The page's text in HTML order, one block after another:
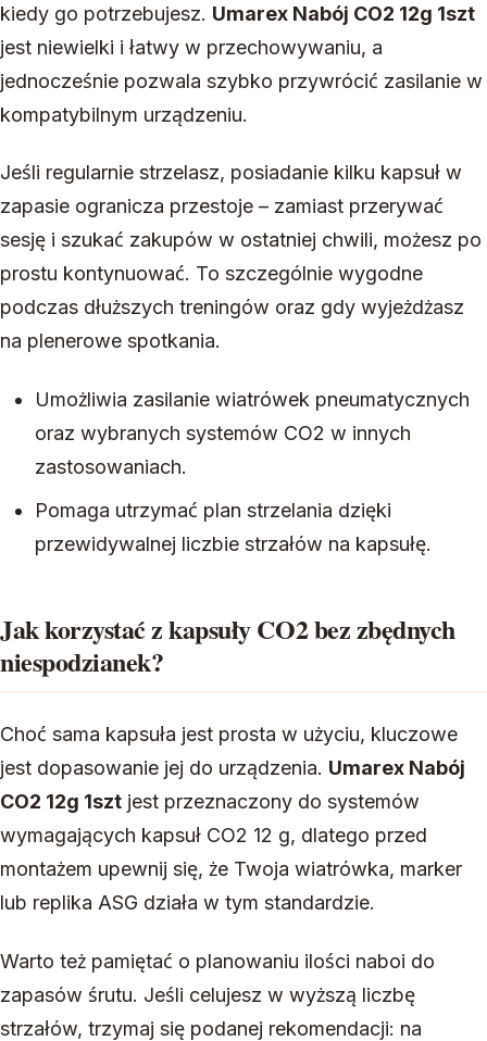
kiedy go potrzebujesz. Umarex Nabój CO2 12g 1szt
jest niewielki i łatwy w przechowywaniu, a
jednocześnie pozwala szybko przywrócić zasilanie w
kompatybilnym urządzeniu.
Jeśli regularnie strzelasz, posiadanie kilku kapsuł w
zapasie ogranicza przestoje – zamiast przerywać
sesję i szukać zakupów w ostatniej chwili, możesz po
prostu kontynuować. To szczególnie wygodne
podczas dłuższych treningów oraz gdy wyjeżdżasz
na plenerowe spotkania.
Umożliwia zasilanie wiatrówek pneumatycznych
oraz wybranych systemów CO2 w innych
zastosowaniach.
Pomaga utrzymać plan strzelania dzięki
przewidywalnej liczbie strzałów na kapsułę.
Jak korzystać z kapsuły CO2 bez zbędnych
niespodzianek?
Choć sama kapsuła jest prosta w użyciu, kluczowe
jest dopasowanie jej do urządzenia. Umarex Nabój
CO2 12g 1szt jest przeznaczony do systemów
wymagających kapsuł CO2 12 g, dlatego przed
montażem upewnij się, że Twoja wiatrówka, marker
lub replika ASG działa w tym standardzie.
Warto też pamiętać o planowaniu ilości naboi do
zapasów śrutu. Jeśli celujesz w wyższą liczbę
strzałów, trzymaj się podanej rekomendacji: na